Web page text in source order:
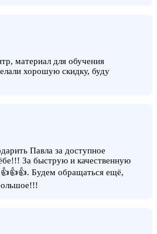
материал для обучения
хорошую скидку, буду
Павла за доступное
За быструю и качественную
Будем обращаться ещё,